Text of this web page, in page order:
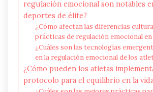
regulación emocional son notables
deportes de élite?
¿Cómo afectan las diferencias
prácticas de regulación emocional
¿Cuáles son las tecnologías
en la regulación emocional de los
¿Cómo pueden los atletas
protocolo para el equilibrio en la